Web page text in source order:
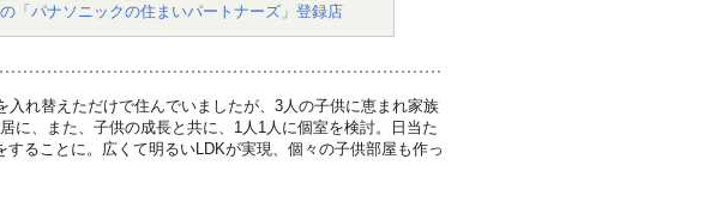
「パナソニックの住まいパートナーズ」登録店
れ替えただけで住んでいましたが、3人の子供に恵まれ家族
に、また、子供の成長と共に、1人1人に個室を検討。日当た
ることに。広くて明るいLDKが実現、個々の子供部屋も作っ